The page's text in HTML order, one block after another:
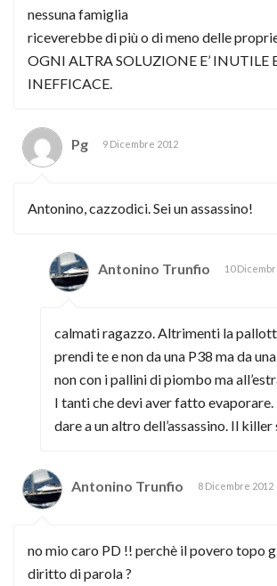
nessuna famiglia
riceverebbe di più o di meno delle
OGNI ALTRA SOLUZIONE E’ INUTILE
INEFFICACE.
Pg 9 Dicembre 2012
Antonino, cazzodici. Sei un assassino!
Antonino Trunfio 10
calmati ragazzo. Altrimenti la
prendi te e non da una P38 ma da
non con i pallini di piombo ma
I tanti che devi aver fatto
dare a un altro dell’assassino. Il killer
Antonino Trunfio 8 Dicembre 2012
no mio caro PD !! perchè il povero topo
diritto di parola ?